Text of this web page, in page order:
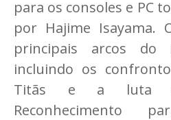
para os consoles e PC
por Hajime Isayama.
principais arcos do
incluindo os
Titãs e a luta
Reconhecimento